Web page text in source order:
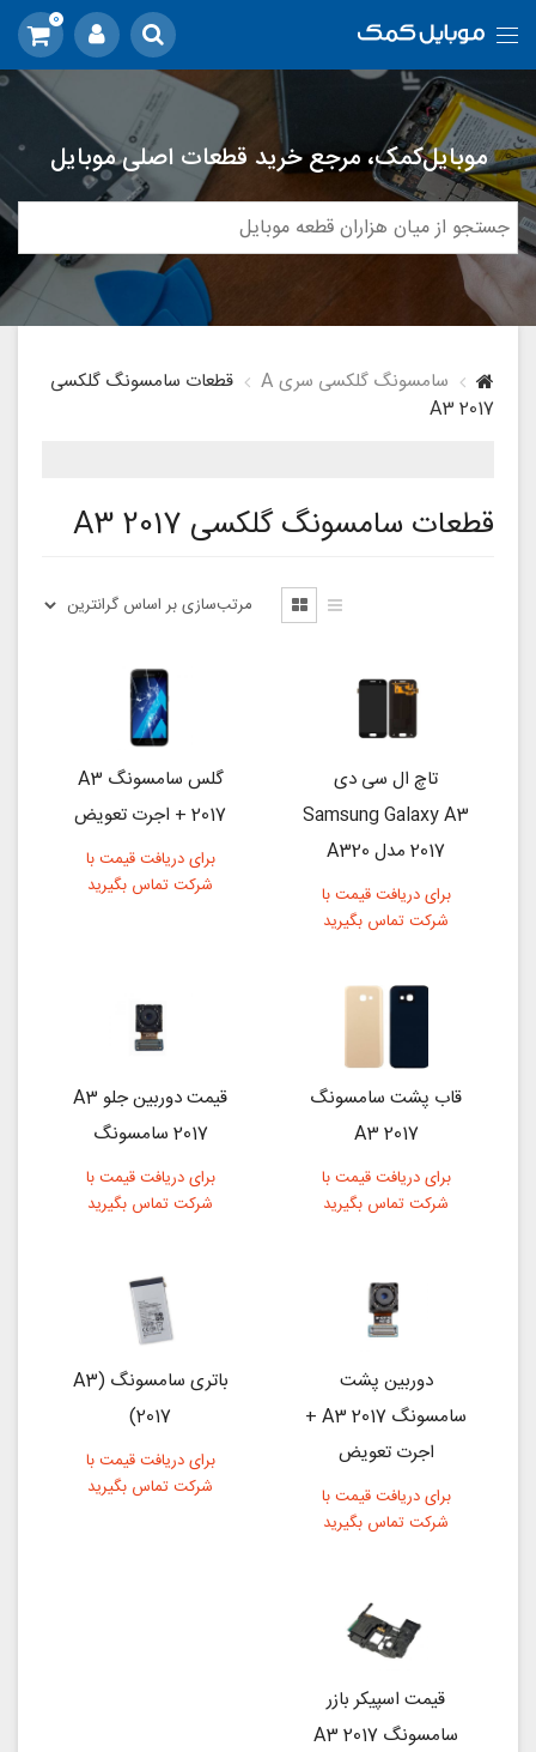
0
موبایل‌کمک، مرجع خرید قطعات اصلی موبایل
سامسونگ گلکسی سری A
قطعات سامسونگ گلکسی
A3 2017
قطعات سامسونگ گلکسی A3 2017
تاچ ال سی دی
Samsung Galaxy A3
2017 مدل A320
برای دریافت قیمت با
شرکت تماس بگیرید
گلس سامسونگ A3
2017 + اجرت تعویض
برای دریافت قیمت با
شرکت تماس بگیرید
قاب پشت سامسونگ
A3 2017
برای دریافت قیمت با
شرکت تماس بگیرید
قیمت دوربین جلو A3
2017 سامسونگ
برای دریافت قیمت با
شرکت تماس بگیرید
دوربین پشت
سامسونگ A3 2017 +
اجرت تعویض
برای دریافت قیمت با
شرکت تماس بگیرید
باتری سامسونگ (A3
(2017
برای دریافت قیمت با
شرکت تماس بگیرید
قیمت اسپیکر بازر
سامسونگ A3 2017